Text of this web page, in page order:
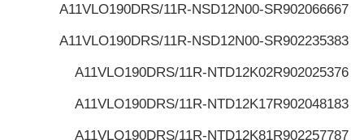
R902066667
A11VLO190DRS/11R-NSD12N00-S
R902235383
A11VLO190DRS/11R-NSD12N00-S
R902025376
A11VLO190DRS/11R-NTD12K02
R902048183
A11VLO190DRS/11R-NTD12K17
R902257787
A11VLO190DRS/11R-NTD12K81